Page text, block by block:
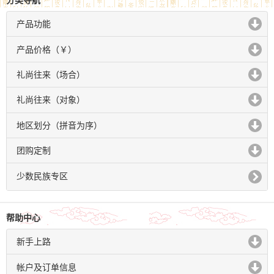
产品功能
click to expand contents
产品价格（￥）
click to expand contents
礼尚往来（场合）
click to expand contents
礼尚往来（对象）
click to expand contents
地区划分（拼音为序）
click to expand contents
团购定制
click to expand contents
少数民族专区
帮助中心
新手上路
click to expand contents
帐户及订单信息